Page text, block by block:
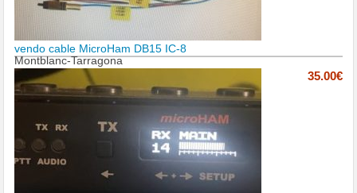
vendo cable MicroHam DB15 IC-8
Montblanc-Tarragona
35.00€